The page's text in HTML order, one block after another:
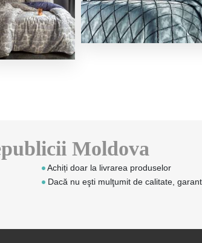
Moldova
Achiți doar la livrarea produselor
Dacă nu eşti mulţumit de calitate,